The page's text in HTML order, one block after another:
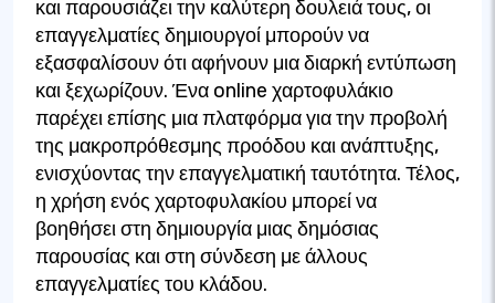
και παρουσιάζει την καλύτερη δουλειά τους, οι
επαγγελματίες δημιουργοί μπορούν να
εξασφαλίσουν ότι αφήνουν μια διαρκή εντύπωση
και ξεχωρίζουν. Ένα online χαρτοφυλάκιο
παρέχει επίσης μια πλατφόρμα για την προβολή
της μακροπρόθεσμης προόδου και ανάπτυξης,
ενισχύοντας την επαγγελματική ταυτότητα. Τέλος,
η χρήση ενός χαρτοφυλακίου μπορεί να
βοηθήσει στη δημιουργία μιας δημόσιας
παρουσίας και στη σύνδεση με άλλους
επαγγελματίες του κλάδου.